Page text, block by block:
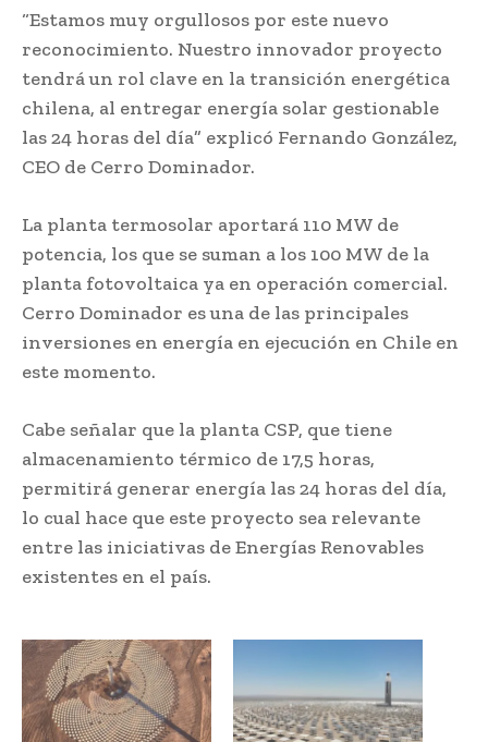
“Estamos muy orgullosos por este nuevo
reconocimiento. Nuestro innovador proyecto
tendrá un rol clave en la transición energética
chilena, al entregar energía solar gestionable
las 24 horas del día” explicó Fernando González,
CEO de Cerro Dominador.
La planta termosolar aportará 110 MW de
potencia, los que se suman a los 100 MW de la
planta fotovoltaica ya en operación comercial.
Cerro Dominador es una de las principales
inversiones en energía en ejecución en Chile en
este momento.
Cabe señalar que la planta CSP, que tiene
almacenamiento térmico de 17,5 horas,
permitirá generar energía las 24 horas del día,
lo cual hace que este proyecto sea relevante
entre las iniciativas de Energías Renovables
existentes en el país.